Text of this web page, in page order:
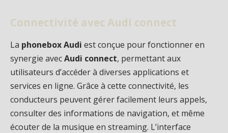
Connectivité avec Audi connect
La phonebox Audi est conçue pour fonctionner en
synergie avecAudi connect, permettant aux
utilisateurs d’accéder à diverses applications et
services en ligne. Grâce à cette connectivité, les
conducteurs peuvent gérer facilement leurs appels,
consulter des informations de navigation, et même
écouter de la musique en streaming. L’interface